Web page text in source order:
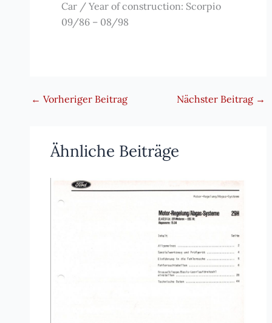
Car / Year of construction: Scorpio
09/86 – 08/98
← Vorheriger Beitrag Nächster Beitrag →
Ähnliche Beiträge